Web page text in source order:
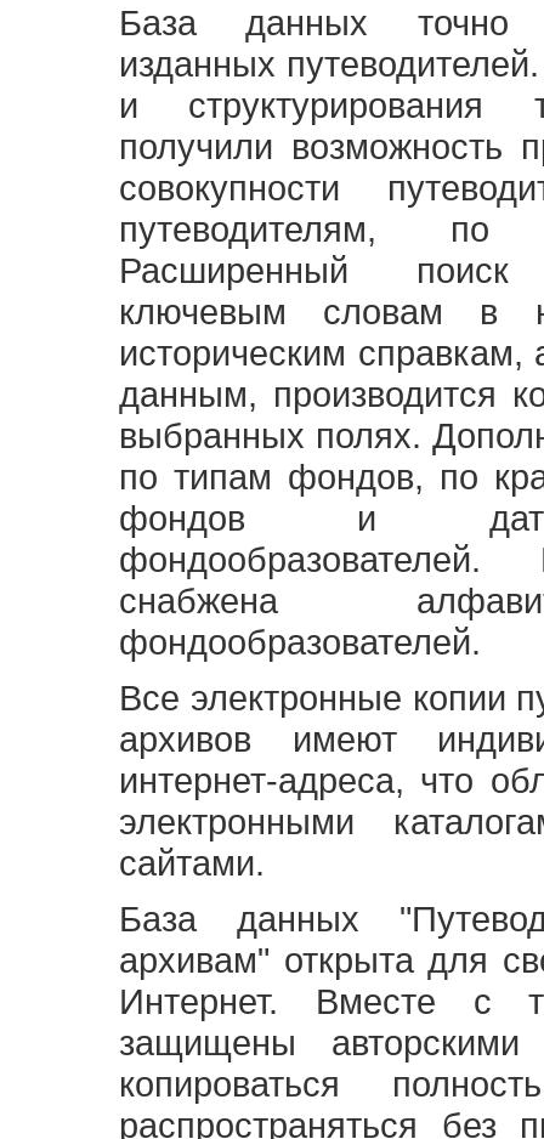
База данных точно
изданных
и структурирования
получили возможность
совокупности
путеводителям,
Расширенный
ключевым словам в
историческим
данным, производится
выбранных полях.
по типам фондов, по
фондов и
снабжена
фондообразователей.
Все электронные копии
архивов имеют
интернет-адреса, что
электронными
сайтами.
База данных
архивам" открыта для
Интернет. Вместе с
защищены
копироваться
распространяться без